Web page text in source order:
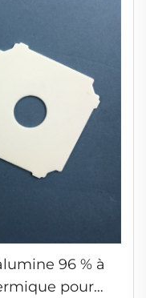
96 % à
pour